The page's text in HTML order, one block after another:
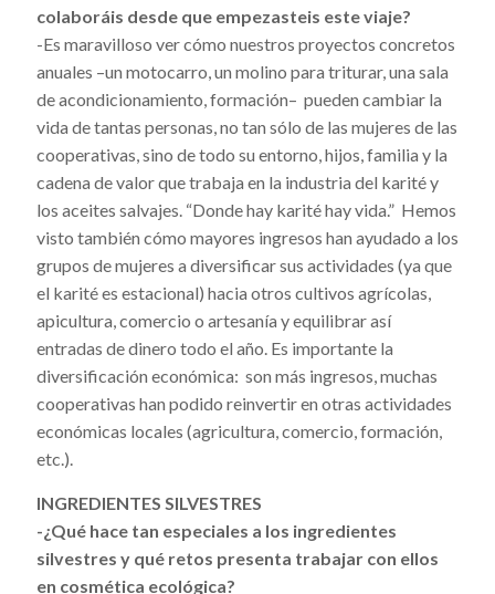
colaboráis desde que empezasteis este viaje?
-Es maravilloso ver cómo nuestros proyectos concretos
anuales –un motocarro, un molino para triturar, una sala
de acondicionamiento, formación– pueden cambiar la
vida de tantas personas, no tan sólo de las mujeres de las
cooperativas, sino de todo su entorno, hijos, familia y la
cadena de valor que trabaja en la industria del karité y
los aceites salvajes. “Donde hay karité hay vida.” Hemos
visto también cómo mayores ingresos han ayudado a los
grupos de mujeres a diversificar sus actividades (ya que
el karité es estacional) hacia otros cultivos agrícolas,
apicultura, comercio o artesanía y equilibrar así
entradas de dinero todo el año. Es importante la
diversificación económica: son más ingresos, muchas
cooperativas han podido reinvertir en otras actividades
económicas locales (agricultura, comercio, formación,
etc.).
INGREDIENTES SILVESTRES
-¿Qué hace tan especiales a los ingredientes
silvestres y qué retos presenta trabajar con ellos
en cosmética ecológica?